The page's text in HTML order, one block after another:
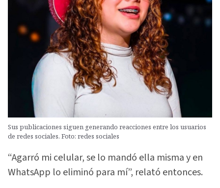
Sus publicaciones siguen generando reacciones entre los usuarios
de redes sociales. Foto: redes sociales
“Agarró mi celular, se lo mandó ella misma y en
WhatsApp lo eliminó para mí”, relató entonces.